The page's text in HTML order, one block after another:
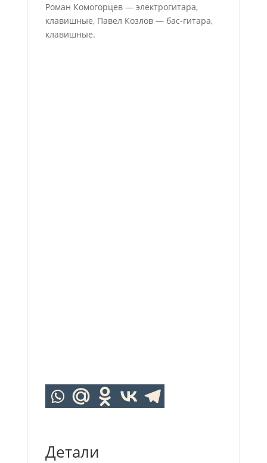
Роман Комогорцев — электрогитара,
клавишные, Павел Козлов — бас-гитара,
клавишные.
Детали